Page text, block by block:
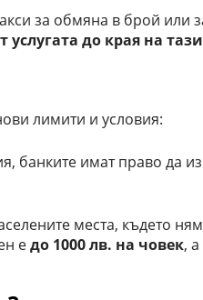
за обмяна в брой или
до края на
лимити и условия:
банките имат право да
места, където
едо 1000 лв. на човек,